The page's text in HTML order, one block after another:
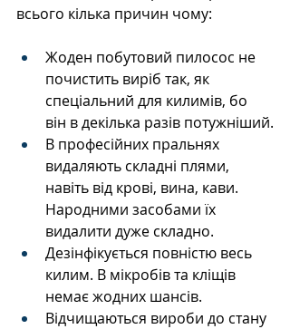
всього кілька причин чому:
Жоден побутовий пилосос не
почистить виріб так, як
спеціальний для килимів, бо
він в декілька разів потужніший.
В професійних пральнях
видаляють складні плями,
навіть від крові, вина, кави.
Народними засобами їх
видалити дуже складно.
Дезінфікується повністю весь
килим. В мікробів та кліщів
немає жодних шансів.
Відчищаються вироби до стану